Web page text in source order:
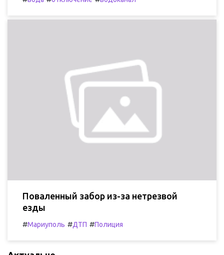
Поваленный забор из-за нетрезвой
езды
#Мариуполь #ДТП #Полиция